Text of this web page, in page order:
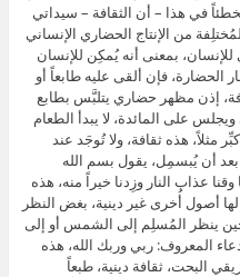
في هذا – أن الثقافة – سيداتي
من الإنتاج الحضاري الإنساني
للإنسان، بمعنى أنه يُمكِن للإنسان
الحضارة، فإن ألقى عليه طابعاً أو
إذن مظهر حضاري يتلبَّس بطابع
على المائدة، لا يبدأ الطعام
مثلاً، هذه ثقافة، ولا تُوجَد عند
بعد أن يُبسمِل، يقول بسم الله
عذاب النار وزِدنا خيراً منه، هذه
أصول أُخرى غير دينية، بغض النظر
ينظر المُسلِم إلى الشمس أو إلى
المعروف: ربي وربك الله، هذه
البحت، ثقافة دينية، طبعاً